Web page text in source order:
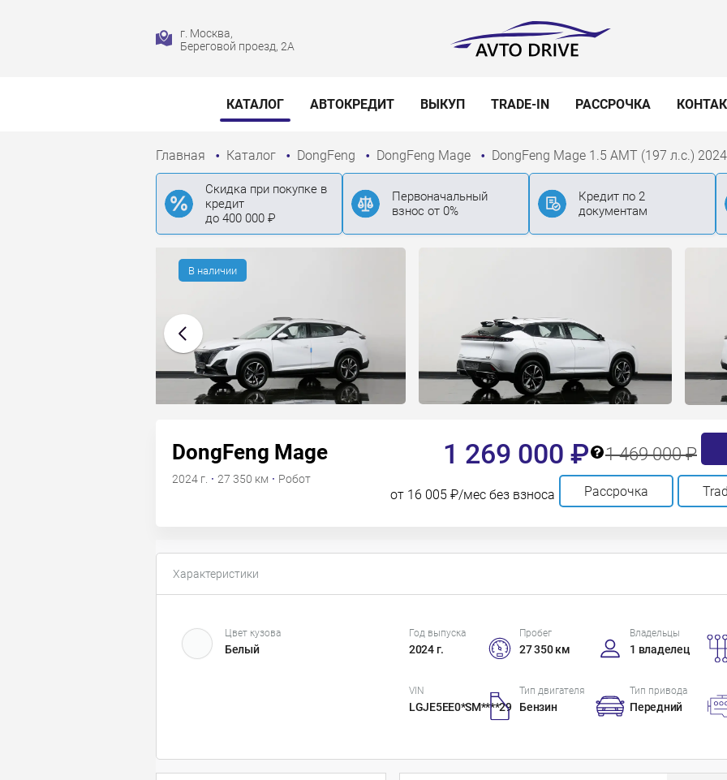
г. Москва,
Береговой проезд, 2А
КАТАЛОГ АВТОКРЕДИТ ВЫКУП TRADE-IN РАССРОЧКА
Главная Каталог DongFeng DongFeng Mage DongFeng Mage 1.5 AMT (197 л.с.)
Скидка при покупке в
кредит
до 400 000 ₽
Первоначальный
взнос от 0%
Кредит по 2
документам
DongFeng Mage
2024 г. · 27 350 км · Робот
1 269 000 ₽ 1 469 000 ₽
от 16 005 ₽/мес без взноса Рассрочка
В наличии
Характеристики
Цвет кузова
Белый
Год выпуска
2024 г.
Пробег
27 350 км
Владельцы
1 владелец
VIN
LGJE5EE0*SM****29
Тип двигателя
Бензин
Тип привода
Передний